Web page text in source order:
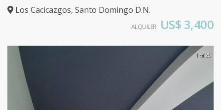
Los Cacicazgos, Santo Domingo D.N.
ALQUILER US$ 3,400
1 of 25